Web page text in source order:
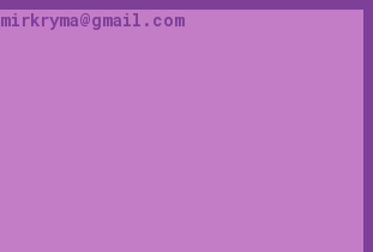
mirkryma@gmail.com